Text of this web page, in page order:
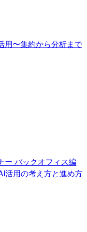
用〜集約から分析まで
ー バックオフィス編
活用の考え方と進め方